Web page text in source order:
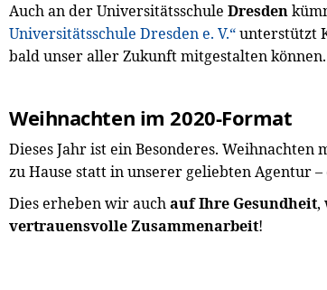
Auch an der Universitätsschule Dresden
Universitätsschule Dresden e. V.“unterstützt
bald unser aller Zukunft mitgestalten können.
Weihnachten im 2020-Format
Dieses Jahr ist ein Besonderes. Weihnachten
zu Hause statt in unserer geliebten Agentur
Dies erheben wir auchauf Ihre Gesundheit,
vertrauensvolle Zusammenarbeit!